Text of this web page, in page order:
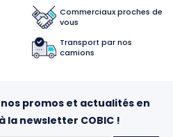
Commerciaux proches de
vous
Transport par nos
camions
promos et actualités en
la newsletter COBIC !